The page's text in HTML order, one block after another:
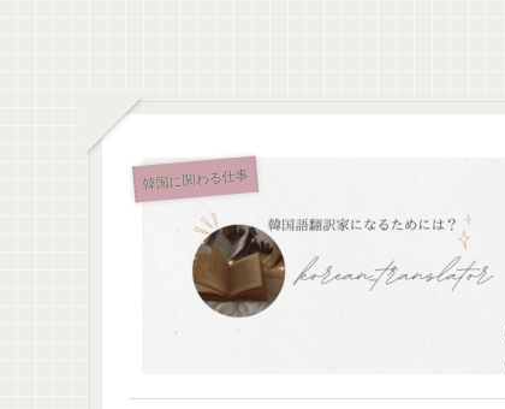
韓国に関わる仕事